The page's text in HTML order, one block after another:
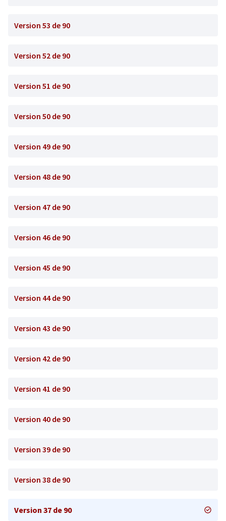
Version 53 de 90
Version 52 de 90
Version 51 de 90
Version 50 de 90
Version 49 de 90
Version 48 de 90
Version 47 de 90
Version 46 de 90
Version 45 de 90
Version 44 de 90
Version 43 de 90
Version 42 de 90
Version 41 de 90
Version 40 de 90
Version 39 de 90
Version 38 de 90
Version 37 de 90